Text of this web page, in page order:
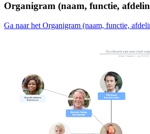
Organigram (naam, functie,
Ga naar het Organigram (naam, functie,